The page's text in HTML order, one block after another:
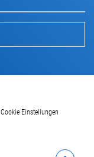
Cookie Einstellungen